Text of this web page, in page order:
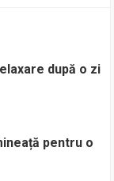
după o zi
pentru o